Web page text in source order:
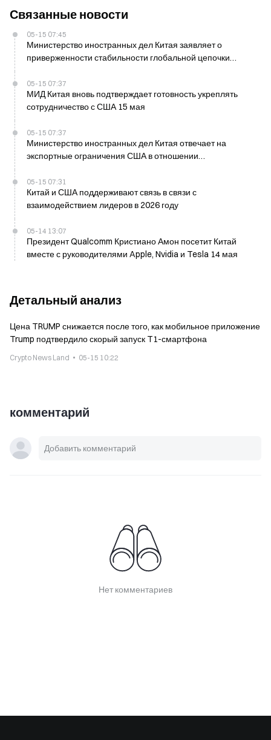
Связанные новости
05-15 07:45
Министерство иностранных дел Китая заявляет о
приверженности стабильности глобальной цепочки
05-15 07:37
МИД Китая вновь подтверждает готовность укреплять
сотрудничество с США 15 мая
05-15 07:37
Министерство иностранных дел Китая отвечает на
экспортные ограничения США в отношении
05-15 07:31
Китай и США поддерживают связь в связи с
взаимодействием лидеров в 2026 году
05-14 13:07
Президент Qualcomm Кристиано Амон посетит Китай
вместе с руководителями Apple, Nvidia и Tesla 14 мая
Детальный анализ
Цена TRUMP снижается после того, как мобильное приложение
Trump подтвердило скорый запуск T1-смартфона
Crypto News Land 05-15 10:22
комментарий
Нет комментариев